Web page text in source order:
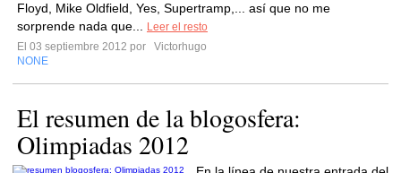
Floyd, Mike Oldfield, Yes, Supertramp,... así que no me
sorprende nada que...
Leer el resto
El 03 septiembre 2012 por
Victorhugo
NONE
El resumen de la blogosfera:
Olimpiadas 2012